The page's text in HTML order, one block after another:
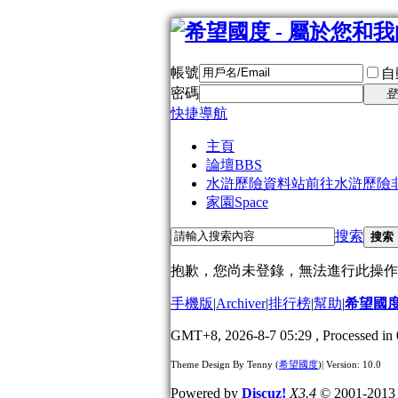
帳號
密碼
快捷導航
主頁
論壇BBS
水滸歷險資料站前往水滸歷險
家園 Space
搜索 搜索
抱歉，您尚未登錄，無法進行此操作
手機版|Archiver|排行榜|幫助|希望國
GMT+8, 2026-8-7 05:29 , Processed
Theme Design By Tenny (希望國度)| Version: 10.0
Powered by Discuz! X3.4 © 2001-2013